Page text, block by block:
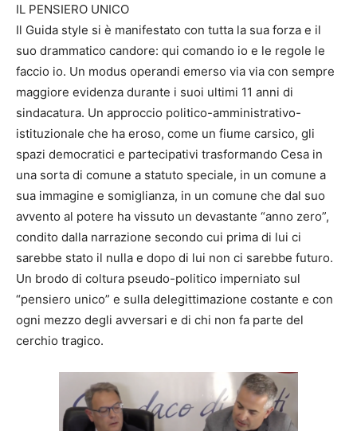
IL PENSIERO UNICO
Il Guida style si è manifestato con tutta la sua forza e il
suo drammatico candore: qui comando io e le regole le
faccio io. Un modus operandi emerso via via con sempre
maggiore evidenza durante i suoi ultimi 11 anni di
sindacatura. Un approccio politico-amministrativo-
istituzionale che ha eroso, come un fiume carsico, gli
spazi democratici e partecipativi trasformando Cesa in
una sorta di comune a statuto speciale, in un comune a
sua immagine e somiglianza, in un comune che dal suo
avvento al potere ha vissuto un devastante “anno zero”,
condito dalla narrazione secondo cui prima di lui ci
sarebbe stato il nulla e dopo di lui non ci sarebbe futuro.
Un brodo di coltura pseudo-politico imperniato sul
“pensiero unico” e sulla delegittimazione costante e con
ogni mezzo degli avversari e di chi non fa parte del
cerchio tragico.